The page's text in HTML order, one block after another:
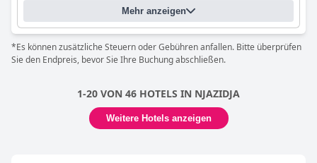
Mehr anzeigen
*Es können zusätzliche Steuern oder Gebühren anfallen. Bitte überprüfen
Sie den Endpreis, bevor Sie Ihre Buchung abschließen.
1-20 VON 46 HOTELS IN NJAZIDJA
Weitere Hotels anzeigen